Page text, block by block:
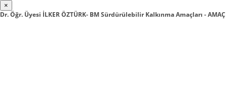
×
Dr. Öğr. Üyesi İLKER ÖZTÜRK- BM Sürdürülebilir Kalkınma Amaçları - AMAÇ